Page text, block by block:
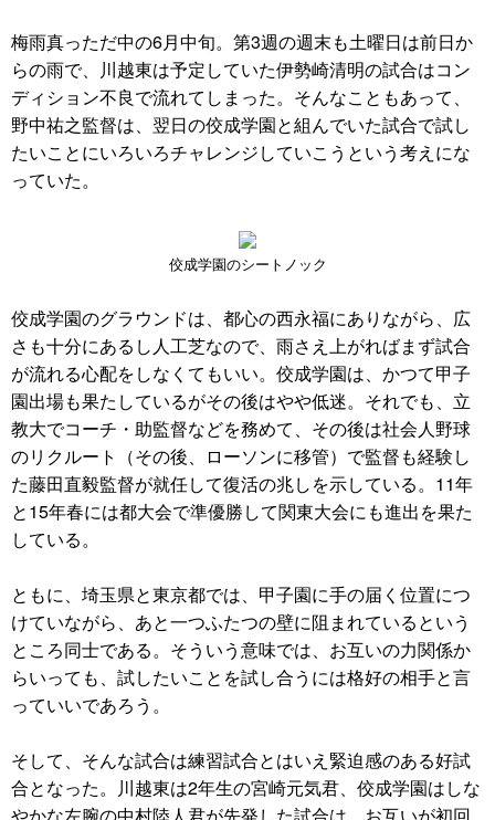
梅雨真っただ中の6月中旬。第3週の週末も土曜日は前日か
らの雨で、川越東は予定していた伊勢崎清明の試合はコン
ディション不良で流れてしまった。そんなこともあって、
野中祐之監督は、翌日の佼成学園と組んでいた試合で試し
たいことにいろいろチャレンジしていこうという考えにな
っていた。
佼成学園のシートノック
佼成学園のグラウンドは、都心の西永福にありながら、広
さも十分にあるし人工芝なので、雨さえ上がればまず試合
が流れる心配をしなくてもいい。佼成学園は、かつて甲子
園出場も果たしているがその後はやや低迷。それでも、立
教大でコーチ・助監督などを務めて、その後は社会人野球
のリクルート（その後、ローソンに移管）で監督も経験し
た藤田直毅監督が就任して復活の兆しを示している。11年
と15年春には都大会で準優勝して関東大会にも進出を果た
している。
ともに、埼玉県と東京都では、甲子園に手の届く位置につ
けていながら、あと一つふたつの壁に阻まれているという
ところ同士である。そういう意味では、お互いの力関係か
らいっても、試したいことを試し合うには格好の相手と言
っていいであろう。
そして、そんな試合は練習試合とはいえ緊迫感のある好試
合となった。川越東は2年生の宮崎元気君、佼成学園はしな